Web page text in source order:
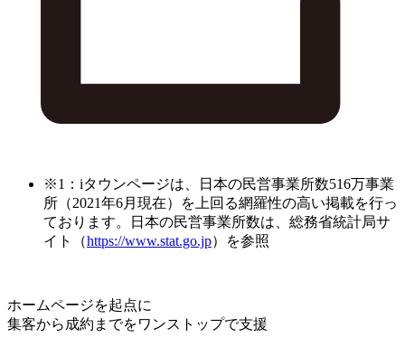
※1：iタウンページは、日本の民営事業所数516万事業
所（2021年6月現在）を上回る網羅性の高い掲載を行っ
ております。日本の民営事業所数は、総務省統計局サ
イト（https://www.stat.go.jp）を参照
ホームページを起点に
集客から成約までをワンストップで支援